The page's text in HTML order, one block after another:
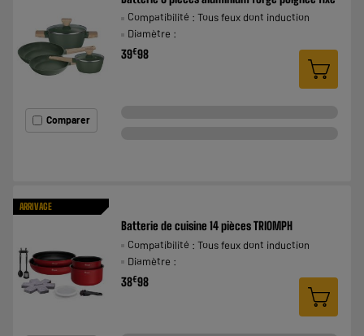
Comparer
Compatibilité : Tous feux dont induction
Diamètre :
39€98
ARRIVAGE
Batterie de cuisine 14 pièces TRIOMPH
Compatibilité : Tous feux dont induction
Diamètre :
38€98